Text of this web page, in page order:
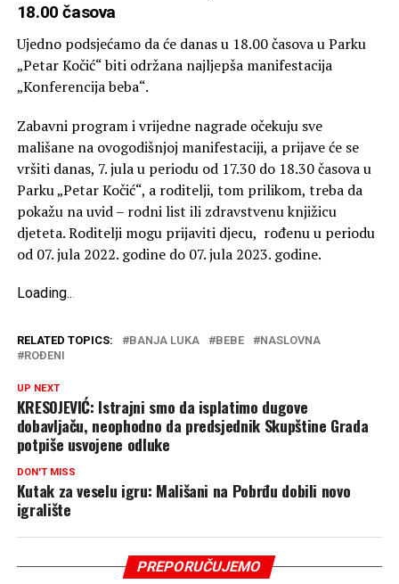
18.00 časova
Ujedno podsjećamo da će danas u 18.00 časova u Parku
„Petar Kočić“ biti održana najljepša manifestacija
„Konferencija beba“.
Zabavni program i vrijedne nagrade očekuju sve
mališane na ovogodišnjoj manifestaciji, a prijave će se
vršiti danas, 7. jula u periodu od 17.30 do 18.30 časova u
Parku „Petar Kočić“, a roditelji, tom prilikom, treba da
pokažu na uvid – rodni list ili zdravstvenu knjižicu
djeteta. Roditelji mogu prijaviti djecu, rođenu u periodu
od 07. jula 2022. godine do 07. jula 2023. godine.
Loading..
RELATED TOPICS: BANJA LUKA BEBE
NASLOVNA
ROĐENI
UP NEXT
KRESOJEVIĆ: Istrajni smo da isplatimo dugove
dobavljaču, neophodno da predsjednik Skupštine Grada
potpiše usvojene odluke
DON'T MISS
Kutak za veselu igru: Mališani na Pobrđu dobili novo
igralište
PREPORUČUJEMO